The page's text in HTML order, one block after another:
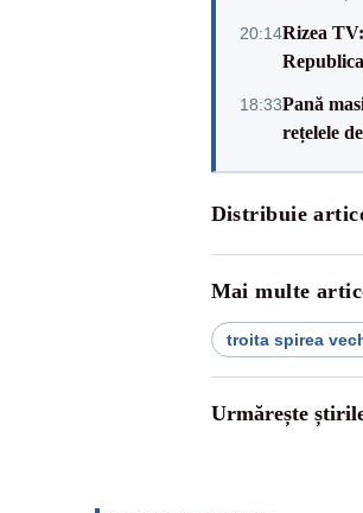
20:14Rizea
18:33Pană
rețelele
Distribuie
Mai multe
troita spirea
Urmărește